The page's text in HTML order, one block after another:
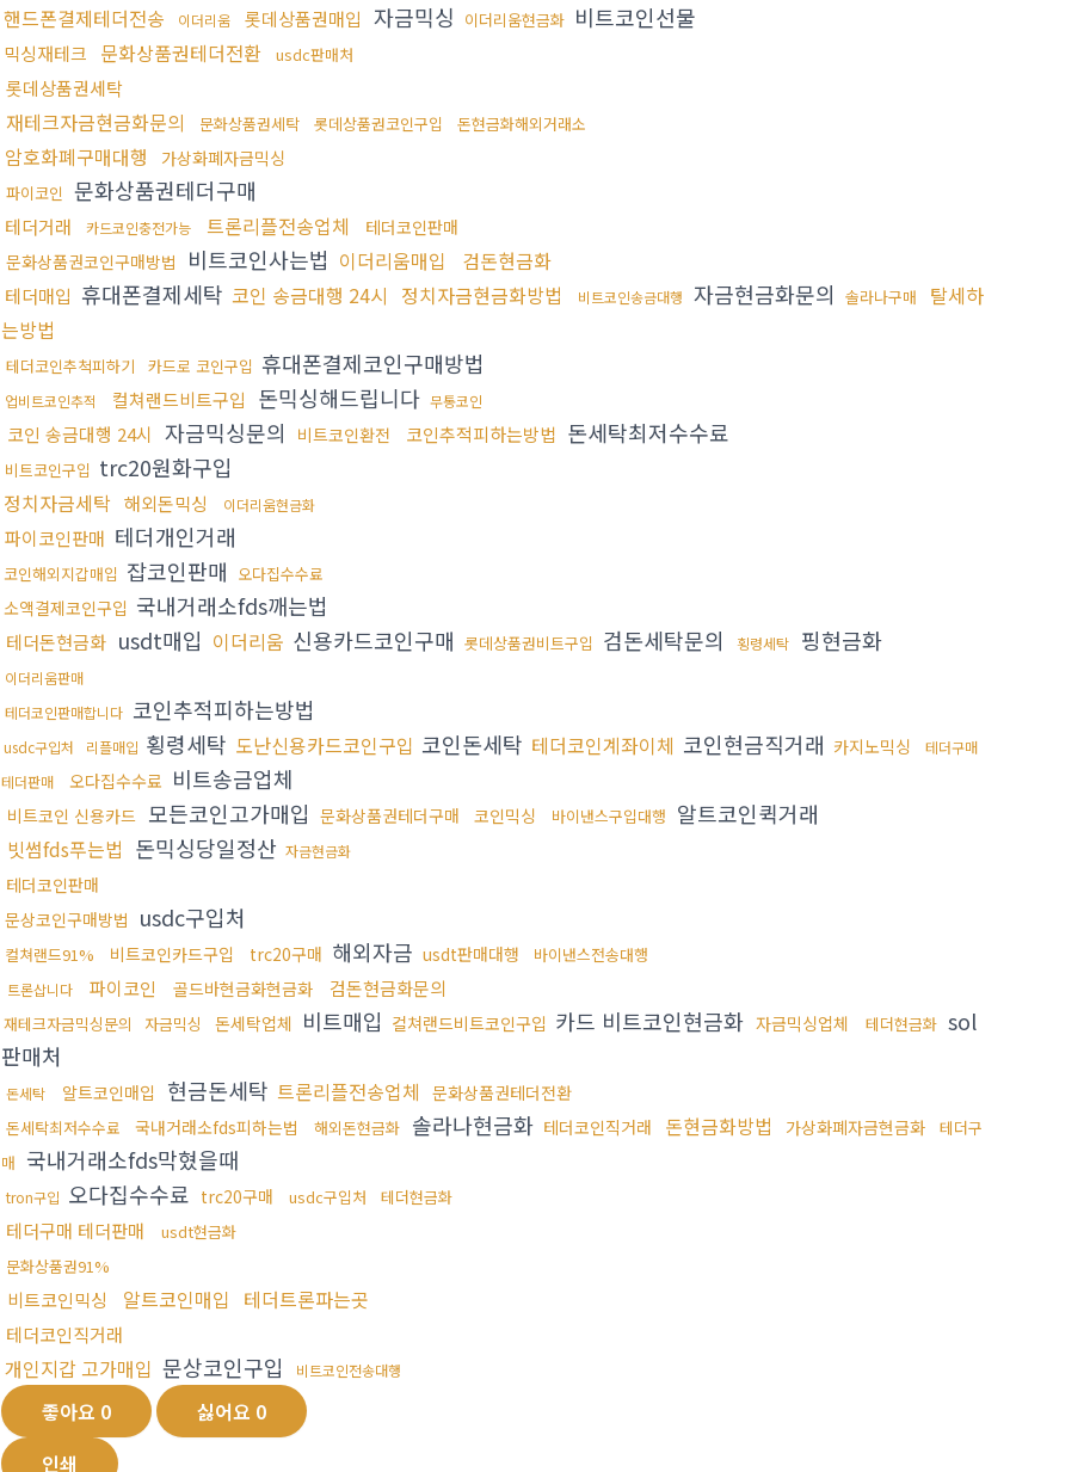
핸드폰결제테더전송
이더리움 롯데상품권매입 자금믹싱 이더리움현금화 비트코인선물
믹싱재테크 문화상품권테더전환 usdc판매처
롯데상품권세탁
재테크자금현금화문의 문화상품권세탁 롯데상품권코인구입 돈현금화해외거래소
암호화폐구매대행 가상화폐자금믹싱
파이코인 문화상품권테더구매
테더거래 카드코인충전가능 트론리플전송업체
테더코인판매
문화상품권코인구매방법
비트코인사는법 이더리움매입 검돈현금화
테더매입 휴대폰결제세탁 코인 송금대행 24시 정치자금현금화방법 비트코인송금대행 자금현금화문의 솔라나구매
탈세하
는방법
테더코인추척피하기 카드로 코인구입 휴대폰결제코인구매방법
업비트코인추적 컬쳐랜드비트구입 돈믹싱해드립니다 무통코인
코인 송금대행 24시 자금믹싱문의 비트코인환전 코인추적피하는방법 돈세탁최저수수료
비트코인구입 trc20원화구입
정치자금세탁 해외돈믹싱 이더리움현금화
파이코인판매 테더개인거래
코인해외지갑매입 잡코인판매 오다집수수료
소액결제코인구입 국내거래소fds깨는법
테더돈현금화 usdt매입 이더리움 신용카드코인구매 롯데상품권비트구입 검돈세탁문의 횡령세탁 핑현금화
이더리움판매
테더코인판매합니다 코인추적피하는방법
usdc구입처 리플매입 횡령세탁 도난신용카드코인구입 코인돈세탁 테더코인계좌이체 코인현금직거래 카지노믹싱
테더구매
테더판매
오다집수수료 비트송금업체
비트코인 신용카드 모든코인고가매입 문화상품권테더구매 코인믹싱 바이낸스구입대행 알트코인퀵거래
빗썸fds푸는법 돈믹싱당일정산 자금현금화
테더코인판매
문상코인구매방법 usdc구입처
컬쳐랜드91% 비트코인카드구입 trc20구매 해외자금 usdt판매대행 바이낸스전송대행
트론삽니다 파이코인 골드바현금화현금화 검돈현금화문의
재테크자금믹싱문의 자금믹싱 돈세탁업체 비트매입 컬쳐랜드비트코인구입 카드 비트코인현금화 자금믹싱업체 테더현금화 sol
판매처
돈세탁 알트코인매입 현금돈세탁 트론리플전송업체 문화상품권테더전환
돈세탁최저수수료 국내거래소fds피하는법 해외돈현금화 솔라나현금화 테더코인직거래 돈현금화방법 가상화폐자금현금화
테더구
매 국내거래소fds막혔을때
tron구입 오다집수수료 trc20구매 usdc구입처 테더현금화
테더구매 테더판매
usdt현금화
문화상품권91%
비트코인믹싱 알트코인매입 테더트론파는곳
테더코인직거래
개인지갑 고가매입 문상코인구입 비트코인전송대행
좋아요 0 싫어요 0
인쇄